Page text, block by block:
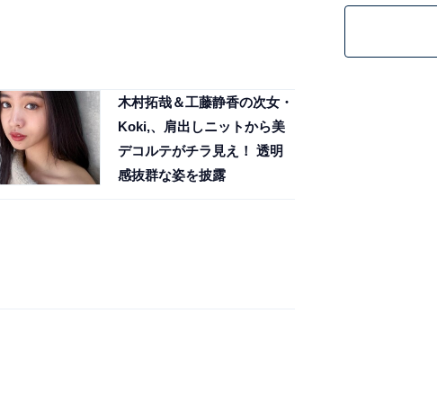
木村拓哉＆工藤静香の次女・
Koki,、肩出しニットから美
デコルテがチラ見え！ 透明
感抜群な姿を披露